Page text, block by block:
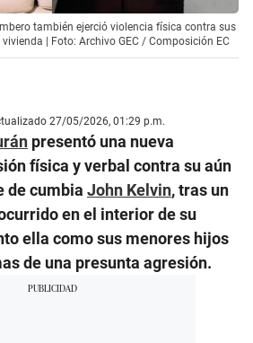
también ejerció violencia física contra sus
| Foto: Archivo GEC / Composición EC
27/05/2026, 01:29 p.m.
presentó una nueva
física y verbal contra su aún
de cumbia John Kelvin, tras un
en el interior de su
ella como sus menores hijos
de una presunta agresión.